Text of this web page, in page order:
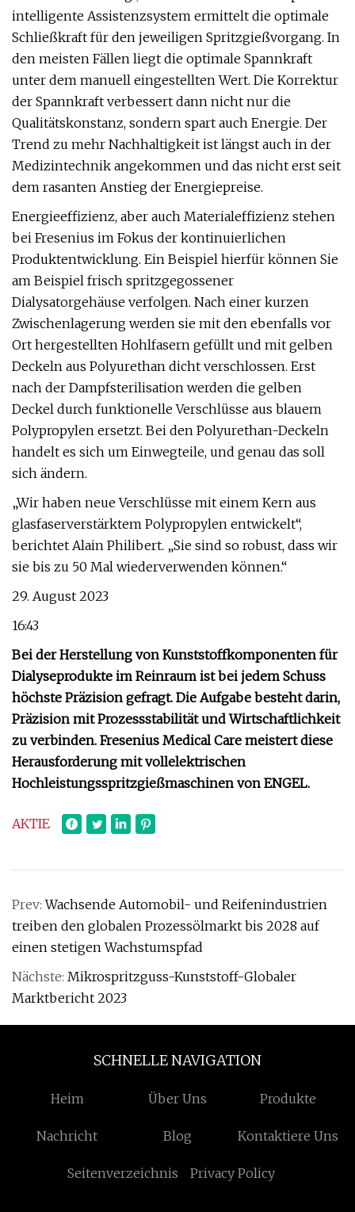
intelligente Assistenzsystem ermittelt die optimale
Schließkraft für den jeweiligen Spritzgießvorgang. In
den meisten Fällen liegt die optimale Spannkraft
unter dem manuell eingestellten Wert. Die Korrektur
der Spannkraft verbessert dann nicht nur die
Qualitätskonstanz, sondern spart auch Energie. Der
Trend zu mehr Nachhaltigkeit ist längst auch in der
Medizintechnik angekommen und das nicht erst seit
dem rasanten Anstieg der Energiepreise.
Energieeffizienz, aber auch Materialeffizienz stehen
bei Fresenius im Fokus der kontinuierlichen
Produktentwicklung. Ein Beispiel hierfür können Sie
am Beispiel frisch spritzgegossener
Dialysatorgehäuse verfolgen. Nach einer kurzen
Zwischenlagerung werden sie mit den ebenfalls vor
Ort hergestellten Hohlfasern gefüllt und mit gelben
Deckeln aus Polyurethan dicht verschlossen. Erst
nach der Dampfsterilisation werden die gelben
Deckel durch funktionelle Verschlüsse aus blauem
Polypropylen ersetzt. Bei den Polyurethan-Deckeln
handelt es sich um Einwegteile, und genau das soll
sich ändern.
„Wir haben neue Verschlüsse mit einem Kern aus
glasfaserverstärktem Polypropylen entwickelt“,
berichtet Alain Philibert. „Sie sind so robust, dass wir
sie bis zu 50 Mal wiederverwenden können.“
29. August 2023
16:43
Bei der Herstellung von Kunststoffkomponenten für
Dialyseprodukte im Reinraum ist bei jedem Schuss
höchste Präzision gefragt. Die Aufgabe besteht darin,
Präzision mit Prozessstabilität und Wirtschaftlichkeit
zu verbinden. Fresenius Medical Care meistert diese
Herausforderung mit vollelektrischen
Hochleistungsspritzgießmaschinen von ENGEL.
AKTIE
Prev:Wachsende Automobil- und Reifenindustrien
treiben den globalen Prozessölmarkt bis 2028 auf
einen stetigen Wachstumspfad
Nächste: Mikrospritzguss-Kunststoff-Globaler
Marktbericht 2023
SCHNELLE NAVIGATION
Heim Über Uns Produkte
Nachricht Blog Kontaktiere Uns
Seitenverzeichnis Privacy Policy